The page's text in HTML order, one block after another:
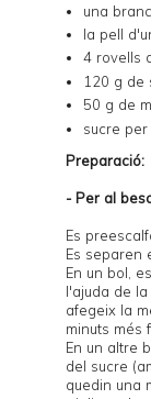
una
la pell
4 rovells
120 g de
50 g de
sucre
Preparació:
- Per al
Es
Es separen
En un bol,
l'ajuda de
afegeix la
minuts més
En un altre
del sucre
quedin una